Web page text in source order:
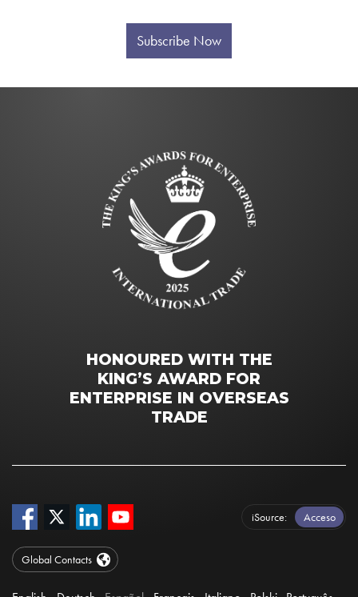
Subscribe Now
HONOURED WITH THE
KING’S AWARD FOR
ENTERPRISE IN OVERSEAS
TRADE
iSource Acceso
Global Contacts